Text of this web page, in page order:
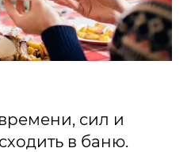
сил и
в баню.